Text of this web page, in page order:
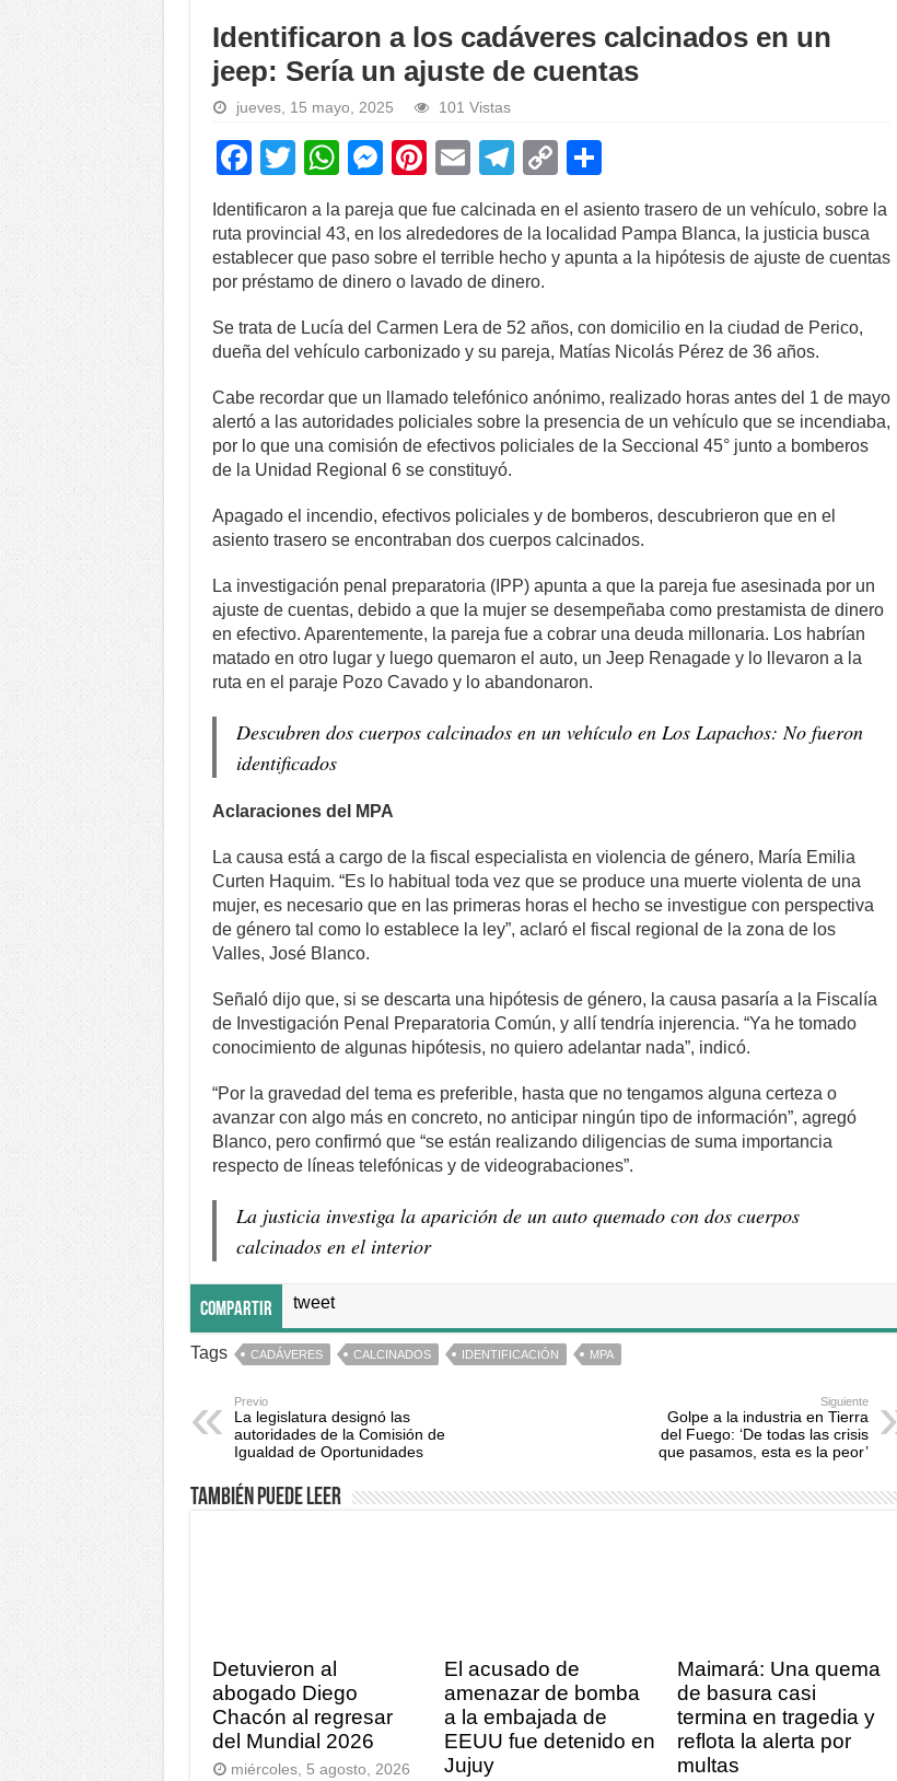
Identificaron a los cadáveres calcinados en un
jeep: Sería un ajuste de cuentas
jueves, 15 mayo, 2025 101 Vistas
F
a
c
e
b
o
o
k
T
wi
tt
er
W
at
s
A
p
p
M
e
ss
e
n
g
er
Pi
nt
er
e
st
E
m
ail
T
el
e
gr
a
m
C
o
p
y
n
k
h
ar
e
Identificaron a la pareja que fue calcinada en el asiento trasero de un vehículo, sobre la
ruta provincial 43, en los alrededores de la localidad Pampa Blanca, la justicia busca
establecer que paso sobre el terrible hecho y apunta a la hipótesis de ajuste de cuentas
por préstamo de dinero o lavado de dinero.
Se trata de Lucía del Carmen Lera de 52 años, con domicilio en la ciudad de Perico,
dueña del vehículo carbonizado y su pareja, Matías Nicolás Pérez de 36 años.
Cabe recordar que un llamado telefónico anónimo, realizado horas antes del 1 de mayo
alertó a las autoridades policiales sobre la presencia de un vehículo que se incendiaba,
por lo que una comisión de efectivos policiales de la Seccional 45° junto a bomberos
de la Unidad Regional 6 se constituyó.
Apagado el incendio, efectivos policiales y de bomberos, descubrieron que en el
asiento trasero se encontraban dos cuerpos calcinados.
La investigación penal preparatoria (IPP) apunta a que la pareja fue asesinada por un
ajuste de cuentas, debido a que la mujer se desempeñaba como prestamista de dinero
en efectivo. Aparentemente, la pareja fue a cobrar una deuda millonaria. Los habrían
matado en otro lugar y luego quemaron el auto, un Jeep Renagade y lo llevaron a la
ruta en el paraje Pozo Cavado y lo abandonaron.
Descubren dos cuerpos calcinados en un vehículo en Los Lapachos: No fueron
identificados
Aclaraciones del MPA
La causa está a cargo de la fiscal especialista en violencia de género, María Emilia
Curten Haquim. “Es lo habitual toda vez que se produce una muerte violenta de una
mujer, es necesario que en las primeras horas el hecho se investigue con perspectiva
de género tal como lo establece la ley”, aclaró el fiscal regional de la zona de los
Valles, José Blanco.
Señaló dijo que, si se descarta una hipótesis de género, la causa pasaría a la Fiscalía
de Investigación Penal Preparatoria Común, y allí tendría injerencia. “Ya he tomado
conocimiento de algunas hipótesis, no quiero adelantar nada”, indicó.
“Por la gravedad del tema es preferible, hasta que no tengamos alguna certeza o
avanzar con algo más en concreto, no anticipar ningún tipo de información”, agregó
Blanco, pero confirmó que “se están realizando diligencias de suma importancia
respecto de líneas telefónicas y de videograbaciones”.
La justicia investiga la aparición de un auto quemado con dos cuerpos
calcinados en el interior
Compartir tweet
Tags CADÁVERES CALCINADOS IDENTIFICACIÓN MPA
Previo
La legislatura designó las
autoridades de la Comisión de
Igualdad de Oportunidades
Siguiente
Golpe a la industria en Tierra
del Fuego: ‘De todas las crisis
que pasamos, esta es la peor’
También puede leer
Detuvieron al
abogado Diego
Chacón al regresar
del Mundial 2026
miércoles, 5 agosto, 2026
El acusado de
amenazar de bomba
a la embajada de
EEUU fue detenido en
Jujuy
Maimará: Una quema
de basura casi
termina en tragedia y
reflota la alerta por
multas